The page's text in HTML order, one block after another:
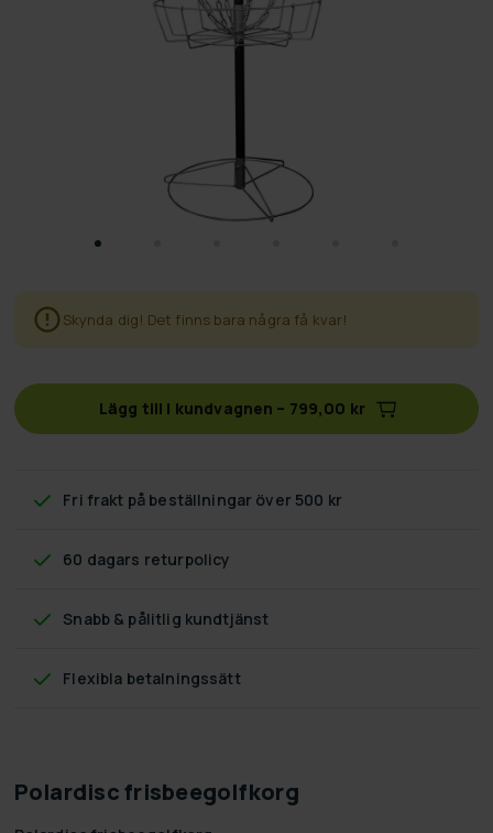
Skynda dig! Det finns bara några få kvar!
Lägg till i kundvagnen – 799,00 kr
Fri frakt på beställningar över 500 kr
60 dagars returpolicy
Snabb & pålitlig kundtjänst
Flexibla betalningssätt
Polardisc frisbeegolfkorg